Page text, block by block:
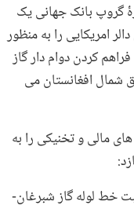
گروپ بانک جهانی یک
به ارزش ۵۲،۵ میلیون دالر امریکایی را به منظور
کردن دوام دار گاز
شمال افغانستان می
مالی و تخنیکی را به
خط لوله گاز شبرغان-